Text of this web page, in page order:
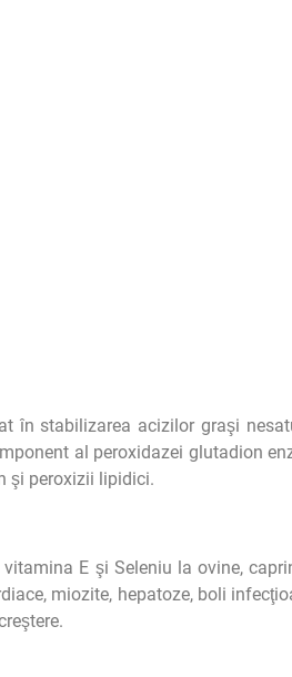
în stabilizarea acizilor graşi
al peroxidazei glutadion
şi peroxizii lipidici.
E şi Seleniu la ovine,
miozite, hepatoze, boli